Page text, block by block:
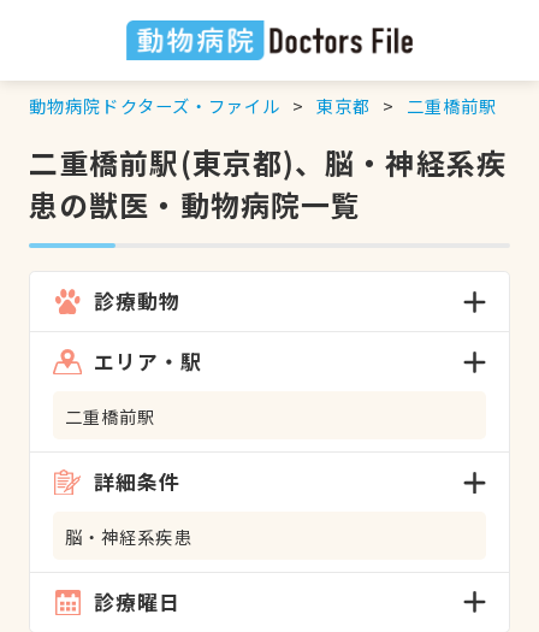
動物病院ドクターズ・ファイル 東京都 二重橋前駅
二重橋前駅(東京都)、脳・神経系疾
患の獣医・動物病院一覧
診療動物
エリア・駅
二重橋前駅
詳細条件
脳・神経系疾患
診療曜日